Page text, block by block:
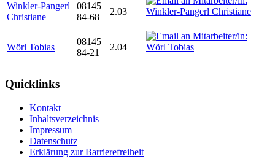
Winkler-Pangerl
Christiane
08145
84-68
2.03
Wörl Tobias
08145
84-21
2.04
Quicklinks
Kontakt
Inhaltsverzeichnis
Impressum
Datenschutz
Erklärung zur Barrierefreiheit